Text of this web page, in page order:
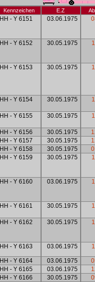
Kennzeichen E.Z
HH - Y 6151 03.06.1975
HH - Y 6152 30.05.1975
HH - Y 6153 30.05.1975
HH - Y 6154 30.05.1975
HH - Y 6155 30.05.1975
HH - Y 6156 30.05.1975
HH - Y 6157 30.05.1975
HH - Y 6158 30.05.1975
HH - Y 6159 30.05.1975
HH - Y 6160 03.06.1975
HH - Y 6161 30.05.1975
HH - Y 6162 30.05.1975
HH - Y 6163 03.06.1975
HH - Y 6164 03.06.1975
HH - Y 6165 03.06.1975
HH - Y 6166 30.05.1975